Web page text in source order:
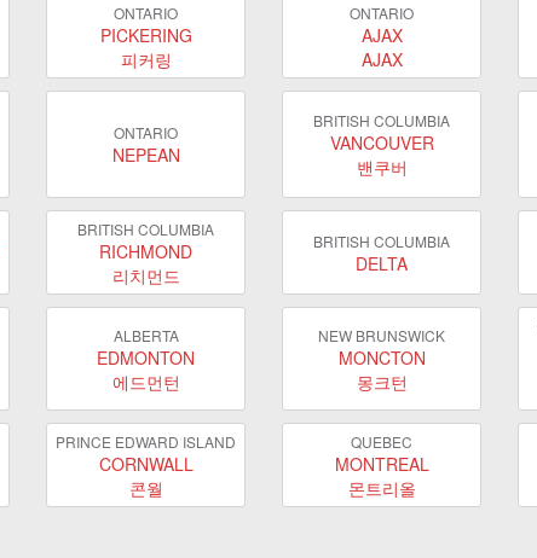
ONTARIO
PICKERING
피커링
ONTARIO
AJAX
AJAX
ONTARIO
NEPEAN
BRITISH COLUMBIA
VANCOUVER
밴쿠버
BRITISH COLUMBIA
RICHMOND
리치먼드
BRITISH COLUMBIA
DELTA
ALBERTA
EDMONTON
에드먼턴
NEW BRUNSWICK
MONCTON
몽크턴
PRINCE EDWARD ISLAND
CORNWALL
콘월
QUEBEC
MONTREAL
몬트리올